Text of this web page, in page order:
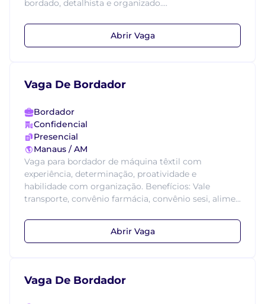
bordado, detalhista e organizado....
Abrir Vaga
Vaga De Bordador
Bordador
Confidencial
Presencial
Manaus / AM
Vaga para bordador de máquina têxtil com
experiência, determinação, proatividade e
habilidade com organização. Benefícios: Vale
transporte, convênio farmácia, convênio sesi, alime...
Abrir Vaga
Vaga De Bordador